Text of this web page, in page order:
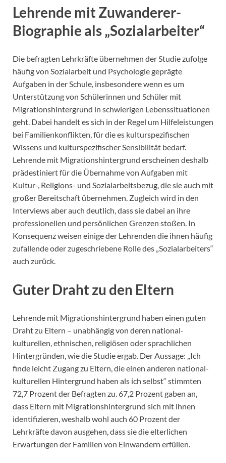
Lehrende mit Zuwanderer-
Biographie als „Sozialarbeiter“
Die befragten Lehrkräfte übernehmen der Studie zufolge
häufig von Sozialarbeit und Psychologie geprägte
Aufgaben in der Schule, insbesondere wenn es um
Unterstützung von Schülerinnen und Schüler mit
Migrationshintergrund in schwierigen Lebenssituationen
geht. Dabei handelt es sich in der Regel um Hilfeleistungen
bei Familienkonflikten, für die es kulturspezifischen
Wissens und kulturspezifischer Sensibilität bedarf.
Lehrende mit Migrationshintergrund erscheinen deshalb
prädestiniert für die Übernahme von Aufgaben mit
Kultur-, Religions- und Sozialarbeitsbezug, die sie auch mit
großer Bereitschaft übernehmen. Zugleich wird in den
Interviews aber auch deutlich, dass sie dabei an ihre
professionellen und persönlichen Grenzen stoßen. In
Konsequenz weisen einige der Lehrenden die ihnen häufig
zufallende oder zugeschriebene Rolle des „Sozialarbeiters“
auch zurück.
Guter Draht zu den Eltern
Lehrende mit Migrationshintergrund haben einen guten
Draht zu Eltern – unabhängig von deren national-
kulturellen, ethnischen, religiösen oder sprachlichen
Hintergründen, wie die Studie ergab. Der Aussage: „Ich
finde leicht Zugang zu Eltern, die einen anderen national-
kulturellen Hintergrund haben als ich selbst“ stimmten
72,7 Prozent der Befragten zu. 67,2 Prozent gaben an,
dass Eltern mit Migrationshintergrund sich mit ihnen
identifizieren, weshalb wohl auch 60 Prozent der
Lehrkräfte davon ausgehen, dass sie die elterlichen
Erwartungen der Familien von Einwandern erfüllen.